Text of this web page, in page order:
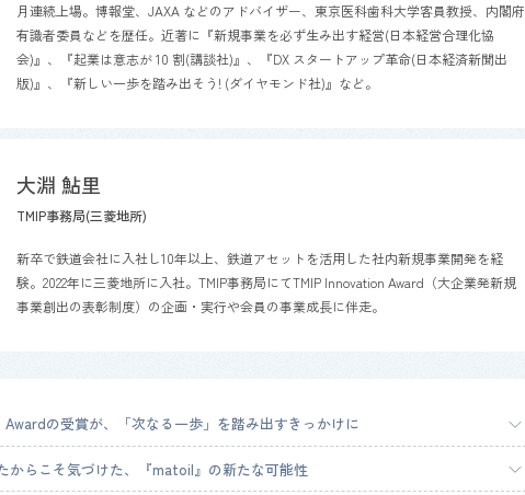
月連続上場。博報堂、 JAXA などのアドバイザー、東京医科歯科大学客員教授、内閣府
有識者委員などを歴任。近著に『新規事業を必ず生み出す経営(日本経営合理化協
会)』、『起業は意志が10 割(講談社)』、『DX スタートアップ革命(日本経済新聞出
版)』、『新しい一歩を踏み出そう ! (ダイヤモンド社)』など。
大淵 鮎里
TMIP事務局(三菱地所)
新卒で鉄道会社に入社し10年以上、鉄道アセットを活用した社内新規事業開発を経
験。2022年に三菱地所に入社。 TMIP事務局にてTMIP Innovation Award （大企業発新規
事業創出の表彰制度）の企画・実行や会員の事業成長に伴走。
の受賞が、「次なる一歩」を踏み出すきっかけに
からこそ気づけた、『matoil』の新たな可能性